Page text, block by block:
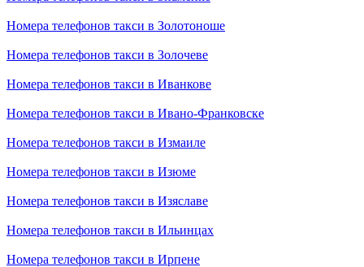
Номера телефонов такси в Золотоноше
Номера телефонов такси в Золочеве
Номера телефонов такси в Иванкове
Номера телефонов такси в Ивано-Франковске
Номера телефонов такси в Измаиле
Номера телефонов такси в Изюме
Номера телефонов такси в Изяславе
Номера телефонов такси в Ильинцах
Номера телефонов такси в Ирпене